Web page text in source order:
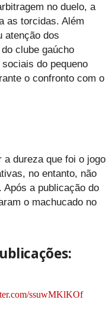
no duelo, a
as torcidas. Além
atenção dos
clube gaúcho
do pequeno
o confronto com o
a dureza que foi o jogo
no entanto, não
a publicação do
o machucado no
ssuwMKlKOf